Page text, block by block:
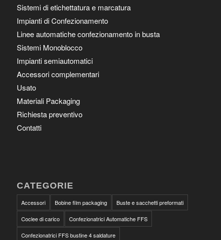
Sistemi di etichettatura e marcatura
Impianti di Confezionamento
Linee automatiche confezionamento in busta
Sistemi Monoblocco
Impianti semiautomatici
Accessori complementari
Usato
Materiali Packaging
Richiesta preventivo
Contatti
CATEGORIE
Accessori Bobine film packaging Buste e sacchetti preformati
Coclee di carico Confezionatrici Automatiche FFS
Confezionatrici FFS bustine 4 saldature